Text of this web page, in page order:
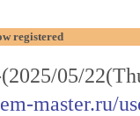
registered
05/
master.ru/